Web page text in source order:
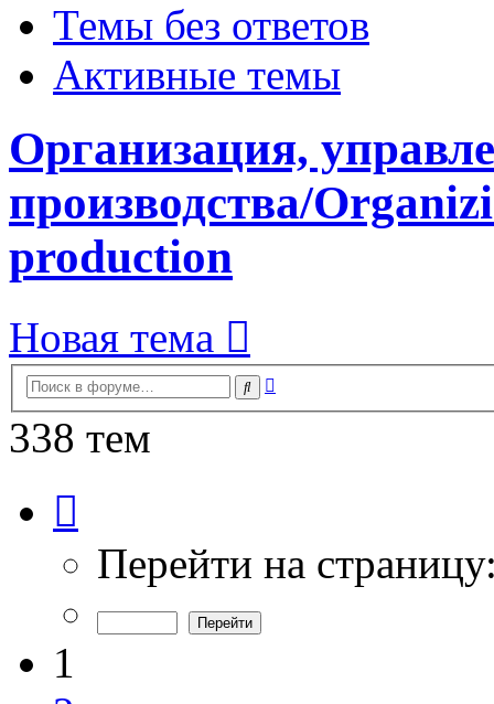
Темы без ответов
Активные темы
Организация,
производства/
production
Новая тема
Поиск
338 тем
из
Перейти на
1